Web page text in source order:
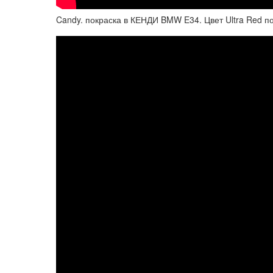
Candy. покраска в КЕНДИ BMW E34. Цвет Ultra Red